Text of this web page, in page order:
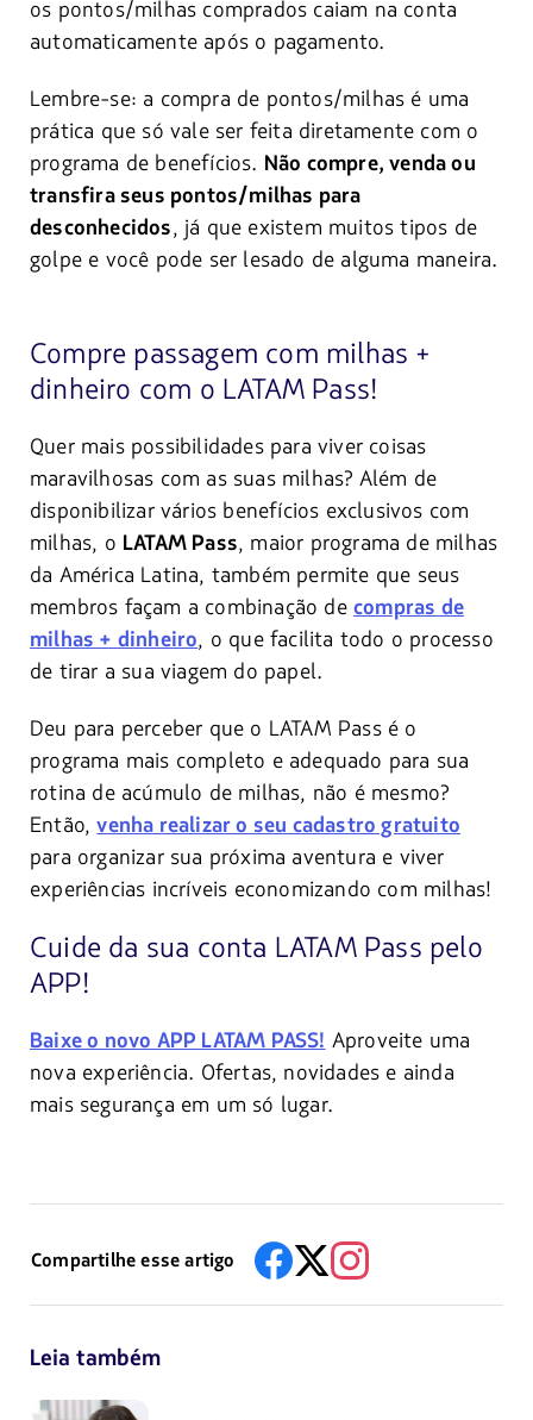
os pontos/milhas comprados caiam na conta
automaticamente após o pagamento.
Lembre-se: a compra de pontos/milhas é uma
prática que só vale ser feita diretamente com o
programa de benefícios. Não compre, venda ou
transfira seus pontos/milhas para
desconhecidos, já que existem muitos tipos de
golpe e você pode ser lesado de alguma maneira.
Compre passagem com milhas +
dinheiro com o LATAM Pass!
Quer mais possibilidades para viver coisas
maravilhosas com as suas milhas? Além de
disponibilizar vários benefícios exclusivos com
milhas, o LATAM Pass, maior programa de milhas
da América Latina, também permite que seus
membros façam a combinação de compras de
milhas + dinheiro, o que facilita todo o processo
de tirar a sua viagem do papel.
Deu para perceber que o LATAM Pass é o
programa mais completo e adequado para sua
rotina de acúmulo de milhas, não é mesmo?
Então,venha realizar o seu cadastro gratuito
para organizar sua próxima aventura e viver
experiências incríveis economizando com milhas!
Cuide da sua conta LATAM Pass pelo
APP!
Baixe o novo APP LATAM PASS! Aproveite uma
nova experiência. Ofertas, novidades e ainda
mais segurança em um só lugar.
Compartilhe esse artigo
Leia também